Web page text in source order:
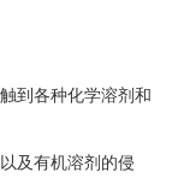
到各种化学溶剂和
及有机溶剂的侵